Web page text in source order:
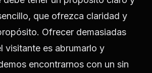
que ofrezca claridad y
Ofrecer demasiadas
visitante es abrumarlo y
encontrarnos con un sin